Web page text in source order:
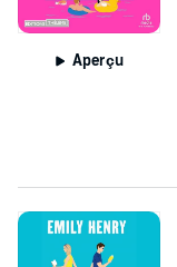
Aperçu